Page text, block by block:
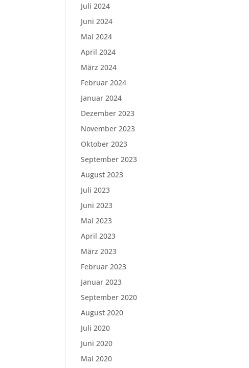
Juli 2024
Juni 2024
Mai 2024
April 2024
März 2024
Februar 2024
Januar 2024
Dezember 2023
November 2023
Oktober 2023
September 2023
August 2023
Juli 2023
Juni 2023
Mai 2023
April 2023
März 2023
Februar 2023
Januar 2023
September 2020
August 2020
Juli 2020
Juni 2020
Mai 2020